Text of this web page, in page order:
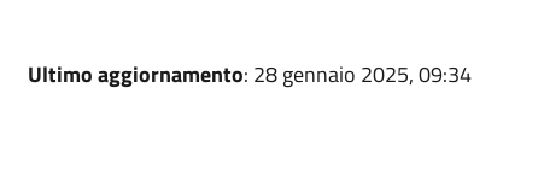
Ultimo aggiornamento: 28 gennaio 2025, 09:34